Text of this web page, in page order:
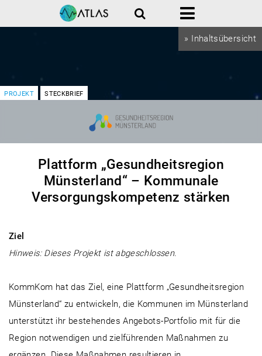
» Inhaltsübersicht
Suche Menü
PROJEKT STECKBRIEF
Plattform „Gesundheitsregion
Münsterland“ – Kommunale
Versorgungskompetenz stärken
Ziel
Hinweis: Dieses Projekt ist abgeschlossen.
KommKom hat das Ziel, eine Plattform „Gesundheitsregion
Münsterland“ zu entwickeln, die Kommunen im Münsterland
unterstützt ihr bestehendes Angebots-Portfolio mit für die
Region notwendigen und zielführenden Maßnahmen zu